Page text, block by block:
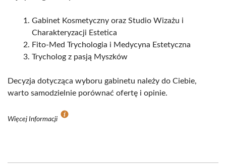
Gabinet Kosmetyczny oraz Studio Wizażu i
Charakteryzacji Estetica
Fito-Med Trychologia i Medycyna Estetyczna
Trycholog z pasją Myszków
Decyzja dotycząca wyboru gabinetu należy do Ciebie,
warto samodzielnie porównać ofertę i opinie.
Więcej Informacji